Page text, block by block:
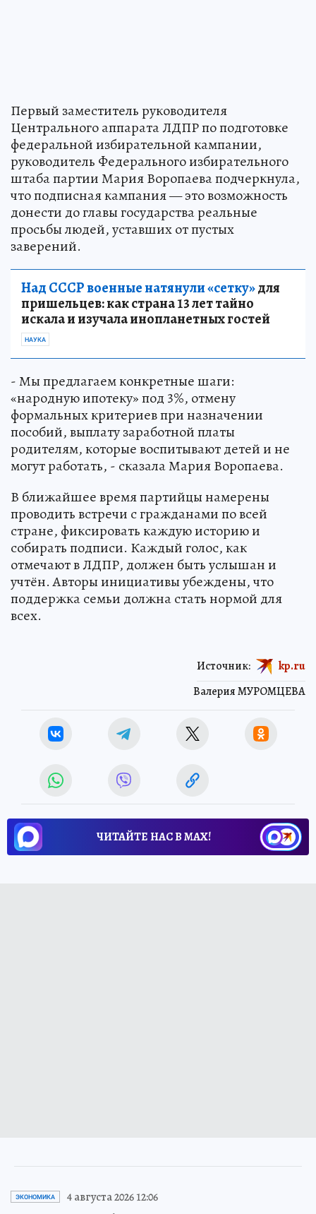
Первый заместитель руководителя
Центрального аппарата ЛДПР по подготовке
федеральной избирательной кампании,
руководитель Федерального избирательного
штаба партии Мария Воропаева подчеркнула,
что подписная кампания — это возможность
донести до главы государства реальные
просьбы людей, уставших от пустых
заверений.
Над СССР военные натянули «сетку»для
пришельцев: как страна 13 лет тайно
искала и изучала инопланетных гостей
НАУКА
- Мы предлагаем конкретные шаги:
«народную ипотеку» под 3%, отмену
формальных критериев при назначении
пособий, выплату заработной платы
родителям, которые воспитывают детей и не
могут работать, - сказала Мария Воропаева.
В ближайшее время партийцы намерены
проводить встречи с гражданами по всей
стране, фиксировать каждую историю и
собирать подписи. Каждый голос, как
отмечают в ЛДПР, должен быть услышан и
учтён. Авторы инициативы убеждены, что
поддержка семьи должна стать нормой для
всех.
Валерия МУРОМЦЕВА
Источник: kp.ru
ЧИТАЙТЕ НАС В МАХ!
ЭКОНОМИКА 4 августа 2026 12:06